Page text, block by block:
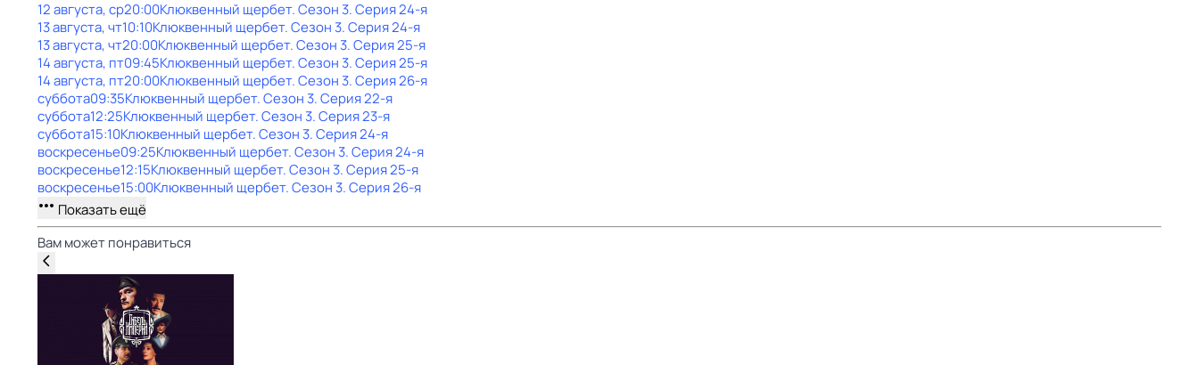
12 августа, ср20:00Клюквенный щербет. Сезон 3. Серия 24-я
13 августа, чт10:10Клюквенный щербет. Сезон 3. Серия 24-я
13 августа, чт20:00Клюквенный щербет. Сезон 3. Серия 25-я
14 августа, пт09:45Клюквенный щербет. Сезон 3. Серия 25-я
14 августа, пт20:00Клюквенный щербет. Сезон 3. Серия 26-я
суббота09:35Клюквенный щербет. Сезон 3. Серия 22-я
суббота12:25Клюквенный щербет. Сезон 3. Серия 23-я
суббота15:10Клюквенный щербет. Сезон 3. Серия 24-я
воскресенье09:25Клюквенный щербет. Сезон 3. Серия 24-я
воскресенье12:15Клюквенный щербет. Сезон 3. Серия 25-я
воскресенье15:00Клюквенный щербет. Сезон 3. Серия 26-я
Показать ещё
Вам может понравиться